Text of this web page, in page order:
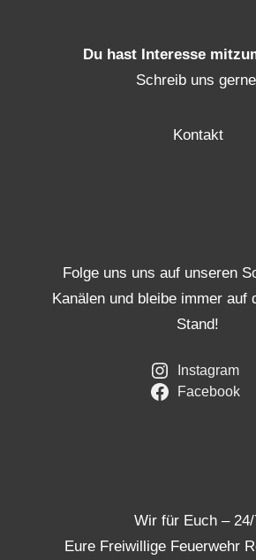
Du hast Interesse
Schreib uns
Kontakt
Folge uns uns auf unseren
Kanälen und bleibe immer auf
Stand!
Instagram
Facebook
Wir für Euch –
Eure Freiwillige Feuerwehr